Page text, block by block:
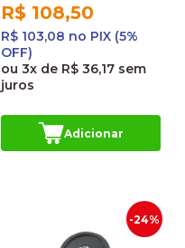
R$ 108,50
R$ 103,08 no PIX (5%
OFF)
ou 3x de R$ 36,17 sem
juros
Adicionar
-24%